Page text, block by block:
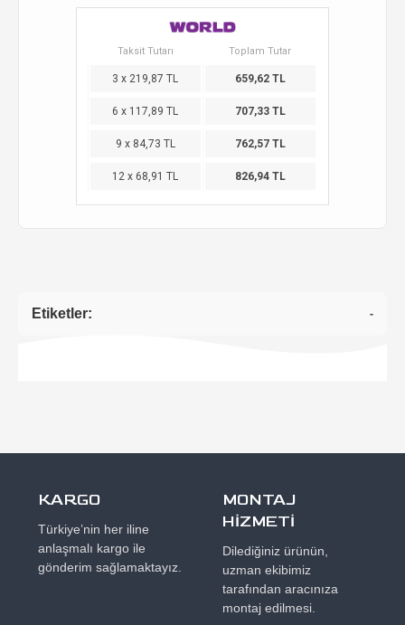
Taksit Tutarı Toplam Tutar
3 x 219,87 TL 659,62 TL
6 x 117,89 TL 707,33 TL
9 x 84,73 TL 762,57 TL
12 x 68,91 TL 826,94 TL
Etiketler: -
KARGO
Türkiye’nin her iline
anlaşmalı kargo ile
gönderim sağlamaktayız.
MONTAJ
HİZMETİ
Dilediğiniz ürünün,
uzman ekibimiz
tarafından aracınıza
montaj edilmesi.